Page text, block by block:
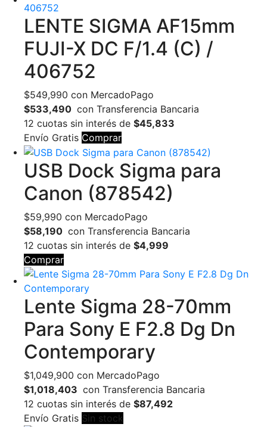
LENTE SIGMA AF15mm
FUJI-X DC F/1.4 (C) /
406752
$549,990 con MercadoPago
$533,490 con Transferencia Bancaria
12 cuotas sin interés de $45,833
Envío Gratis Comprar
USB Dock Sigma para
Canon (878542)
$59,990 con MercadoPago
$58,190 con Transferencia Bancaria
12 cuotas sin interés de $4,999
Comprar
Lente Sigma 28-70mm
Para Sony E F2.8 Dg Dn
Contemporary
$1,049,900 con MercadoPago
$1,018,403 con Transferencia Bancaria
12 cuotas sin interés de $87,492
Envío Gratis Sin stock